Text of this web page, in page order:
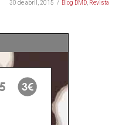
30 de abril, 2015 Blog DMD Revista